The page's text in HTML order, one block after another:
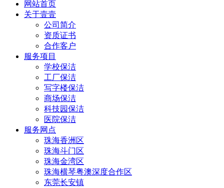
网站首页
关于壹壹
公司简介
资质证书
合作客户
服务项目
学校保洁
工厂保洁
写字楼保洁
商场保洁
科技园保洁
医院保洁
服务网点
珠海香洲区
珠海斗门区
珠海金湾区
珠海横琴粤澳深度合作区
东莞长安镇